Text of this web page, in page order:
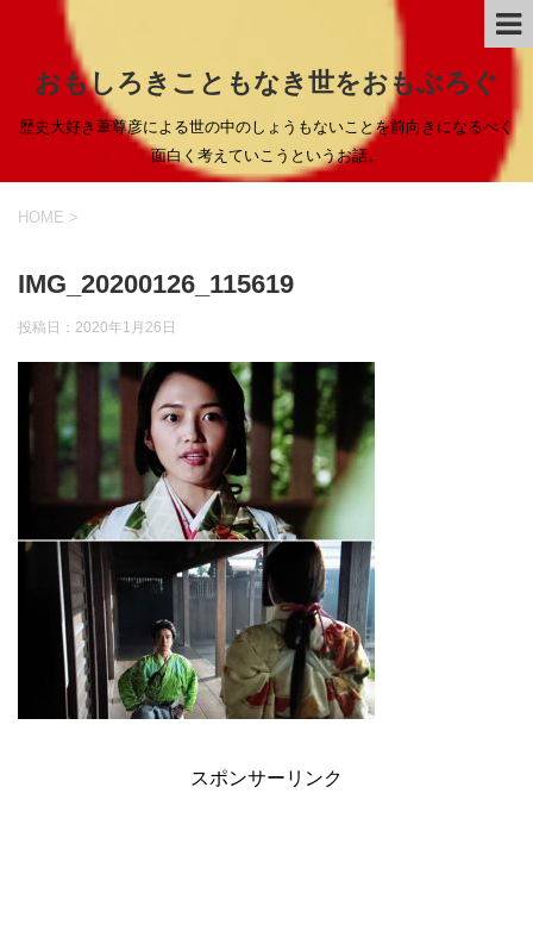
おもしろきこともなき世をおもぶろぐ
歴史大好き葦尊彦による世の中のしょうもないことを前向きになるべく
面白く考えていこうというお話。
HOME >
IMG_20200126_115619
投稿日： 2020年1月26日
スポンサーリンク